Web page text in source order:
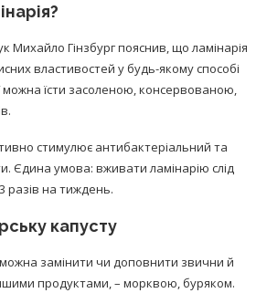
Михайло Гінзбург пояснив, що ламінарія
властивостей у будь-якому способі
можна їсти засоленою, консервованою,
стимулює антибактеріальний та
Єдина умова: вживати ламінарію слід
разів на тиждень.
капусту
замінити чи доповнити звични й
продуктами, – морквою, буряком.